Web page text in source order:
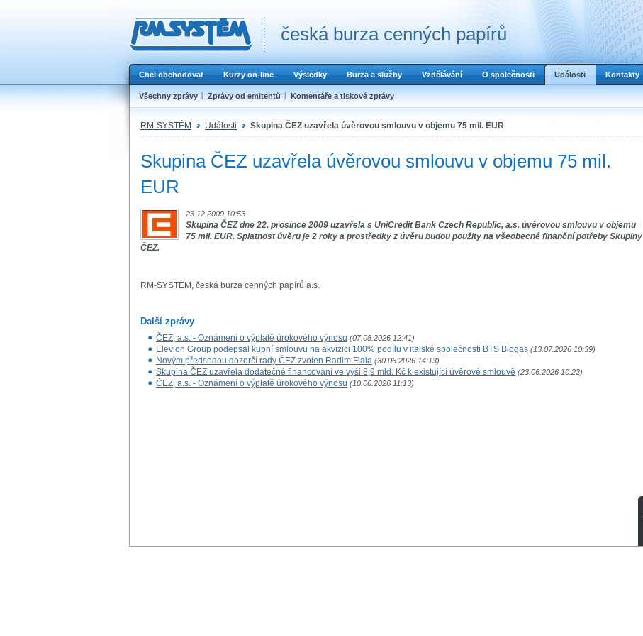
česká burza cenných papírů
Chci obchodovat Kurzy on-line Výsledky Burza a služby Vzdělávání O společnosti Události Kontakty
Všechny zprávy Zprávy od emitentů Komentáře a tiskové zprávy
RM-SYSTÉM Události Skupina ČEZ uzavřela úvěrovou smlouvu v objemu 75 mil. EUR
Skupina ČEZ uzavřela úvěrovou smlouvu v objemu 75 mil.
EUR
23.12.2009 10:53
Skupina ČEZ dne 22. prosince 2009 uzavřela s UniCredit Bank Czech Republic, a.s. úvěrovou smlouvu v objemu
75 mil. EUR. Splatnost úvěru je 2 roky a prostředky z úvěru budou použity na všeobecné finanční potřeby Skupiny
ČEZ.
RM-SYSTÉM, česká burza cenných papírů a.s.
Další zprávy
ČEZ, a.s. - Oznámení o výplatě úrokového výnosu (07.08.2026 12:41)
Elevion Group podepsal kupní smlouvu na akvizici 100% podílu v italské společnosti BTS Biogas (13.07.2026 10:39)
Novým předsedou dozorčí rady ČEZ zvolen Radim Fiala (30.06.2026 14:13)
Skupina ČEZ uzavřela dodatečné financování ve výši 8,9 mld. Kč k existující úvěrové smlouvě (23.06.2026 10:22)
ČEZ, a.s. - Oznámení o výplatě úrokového výnosu (10.06.2026 11:13)